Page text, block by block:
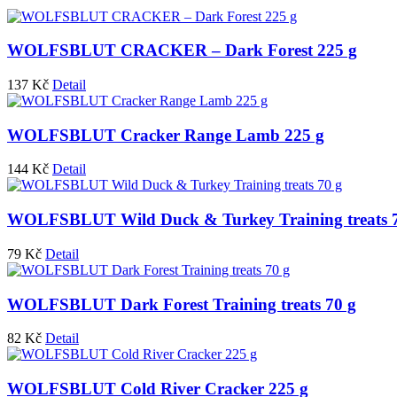
WOLFSBLUT CRACKER – Dark Forest 225 g
137 Kč Detail
WOLFSBLUT Cracker Range Lamb 225 g
144 Kč Detail
WOLFSBLUT Wild Duck & Turkey Training treats
79 Kč Detail
WOLFSBLUT Dark Forest Training treats 70 g
82 Kč Detail
WOLFSBLUT Cold River Cracker 225 g